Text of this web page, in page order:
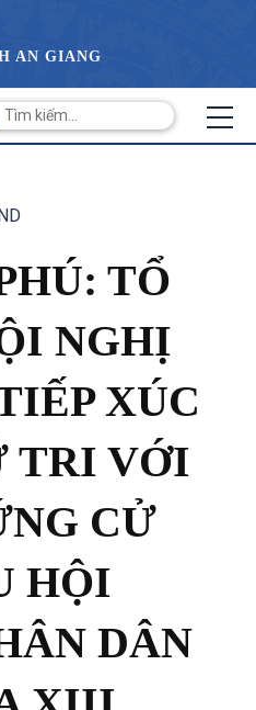
AN GIANG
TỔ
NGHỊ
XÚC
TRI VỚI
CỬ
HỘI
DÂN